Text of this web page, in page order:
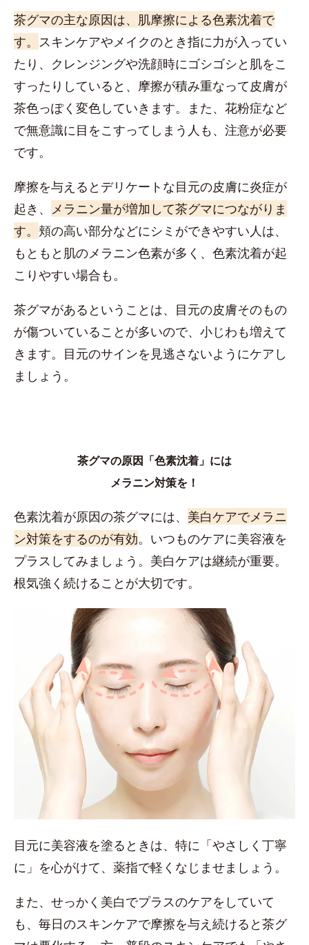
茶グマの主な原因は、肌摩擦による色素沈着で
す。 スキンケアやメイクのとき指に力が入ってい
たり、クレンジングや洗顔時にゴシゴシと肌をこ
すったりしていると、摩擦が積み重なって皮膚が
茶色っぽく変色していきます。また、花粉症など
で無意識に目をこすってしまう人も、注意が必要
です。
摩擦を与えるとデリケートな目元の皮膚に炎症が
起き、 メラニン量が増加して茶グマにつながりま
す。 頬の高い部分などにシミができやすい人は、
もともと肌のメラニン色素が多く、色素沈着が起
こりやすい場合も。
茶グマがあるということは、目元の皮膚そのもの
が傷ついていることが多いので、小じわも増えて
きます。目元のサインを見逃さないようにケアし
ましょう。
茶グマの原因「色素沈着」には
メラニン対策を！
色素沈着が原因の茶グマには、 美白ケアでメラニ
ン対策をするのが有効。いつものケアに美容液を
プラスしてみましょう。美白ケアは継続が重要。
根気強く続けることが大切です。
目元に美容液を塗るときは、特に「やさしく丁寧
に」を心がけて、薬指で軽くなじませましょう。
また、せっかく美白でプラスのケアをしていて
も、毎日のスキンケアで摩擦を与え続けると茶グ